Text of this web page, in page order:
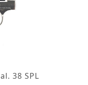
38 SPL